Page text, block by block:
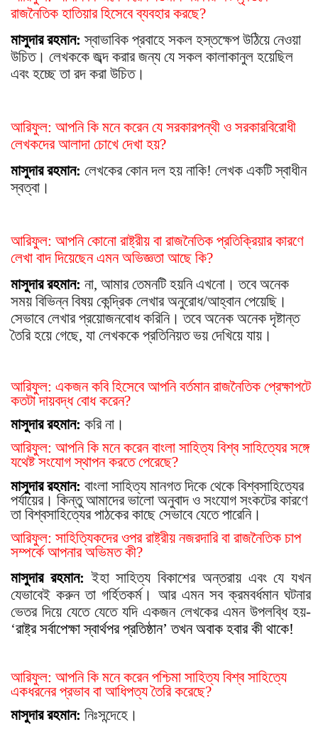
রাজনৈতিক হাতিয়ার হিসেবে ব্যবহার করছে?
মাসুদার রহমান: স্বাভাবিক প্রবাহে সকল হস্তক্ষেপ উঠিয়ে নেওয়া
উচিত। লেখককে জব্দ করার জন্য যে সকল কালাকানুল হয়েছিল
এবং হচ্ছে তা রদ করা উচিত।
আরিফুল: আপনি কি মনে করেন যে সরকারপন্থী ও সরকারবিরোধী
লেখকদের আলাদা চোখে দেখা হয়?
মাসুদার রহমান: লেখকের কোন দল হয় নাকি! লেখক একটি স্বাধীন
স্বত্বা।
আরিফুল: আপনি কোনো রাষ্ট্রীয় বা রাজনৈতিক প্রতিক্রিয়ার কারণে
লেখা বাদ দিয়েছেন এমন অভিজ্ঞতা আছে কি?
মাসুদার রহমান: না, আমার তেমনটি হয়নি এখনো। তবে অনেক
সময় বিভিন্ন বিষয় কেন্দ্রিক লেখার অনুরোধ/আহ্বান পেয়েছি।
সেভাবে লেখার প্রয়োজনবোধ করিনি। তবে অনেক অনেক দৃষ্টান্ত
তৈরি হয়ে গেছে, যা লেখককে প্রতিনিয়ত ভয় দেখিয়ে যায়।
আরিফুল: একজন কবি হিসেবে আপনি বর্তমান রাজনৈতিক প্রেক্ষাপটে
কতটা দায়বদ্ধ বোধ করেন?
মাসুদার রহমান: করি না।
আরিফুল: আপনি কি মনে করেন বাংলা সাহিত্য বিশ্ব সাহিত্যের সঙ্গে
যথেষ্ট সংযোগ স্থাপন করতে পেরেছে?
মাসুদার রহমান: বাংলা সাহিত্য মানগত দিকে থেকে বিশ্বসাহিত্যের
পর্যায়ের। কিন্তু আমাদের ভালো অনুবাদ ও সংযোগ সংকটের কারণে
তা বিশ্বসাহিত্যের পাঠকের কাছে সেভাবে যেতে পারেনি।
আরিফুল: সাহিত্যিকদের ওপর রাষ্ট্রীয় নজরদারি বা রাজনৈতিক চাপ
সম্পর্কে আপনার অভিমত কী?
মাসুদার রহমান: ইহা সাহিত্য বিকাশের অন্তরায় এবং যে যখন
যেভাবেই করুন তা গর্হিতকর্ম। আর এমন সব ক্রমবর্ধমান ঘটনার
ভেতর দিয়ে যেতে যেতে যদি একজন লেখকের এমন উপলব্ধি হয়-
‘রাষ্ট্র সর্বাপেক্ষা স্বার্থপর প্রতিষ্ঠান’ তখন অবাক হবার কী থাকে!
আরিফুল: আপনি কি মনে করেন পশ্চিমা সাহিত্য বিশ্ব সাহিত্যে
একধরনের প্রভাব বা আধিপত্য তৈরি করেছে?
মাসুদার রহমান: নিঃসন্দেহে।